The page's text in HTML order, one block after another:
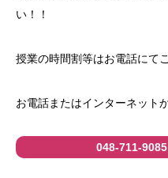
い！！
授業の時間割等はお電話にて
お電話またはインターネット
048-711-